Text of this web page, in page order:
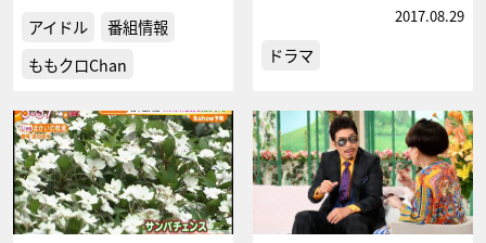
アイドル
番組情報
ももクロChan
2017.08.29
ドラマ